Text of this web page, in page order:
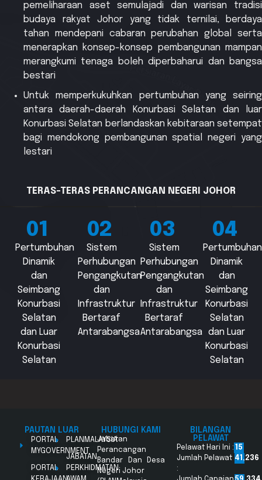
pemeliharaan aset semulajadi dan warisan tradisi
budaya rakyat Johor yang tidak ternilai, berdaya
tahan mendepani cabaran perubahan global serta
menerapkan konsep-konsep pembangunan mampan
merangkumi tenaga boleh diperbaharui dan bangsa
bestari
Untuk memperkukuhkan pertumbuhan yang seiring
antara daerah-daerah Konurbasi Selatan dan luar
Konurbasi Selatan berlandaskan kebitaraan setempat
bagi mendokong pembangunan spatial negeri yang
lestari
TERAS-TERAS PERANCANGAN NEGERI JOHOR
01
Pertumbuhan
Dinamik
dan
Seimbang
Konurbasi
Selatan
dan Luar
Konurbasi
Selatan
02
Sistem
Perhubungan
Pengangkutan
dan
Infrastruktur
Bertaraf
Antarabangsa
03
Sistem
Perhubungan
Pengangkutan
dan
Infrastruktur
Bertaraf
Antarabangsa
04
Pertumbuhan
Dinamik
dan
Seimbang
Konurbasi
Selatan
dan Luar
Konurbasi
Selatan
PAUTAN LUAR
PORTAL
MYGOVERNMENT
PORTAL
PLANMALAYSIA
JABATAN
PERKHIDMATAN
HUBUNGI KAMI
Jabatan
Perancangan
Bandar Dan Desa
Negeri Johor
BILANGAN
PELAWAT
Pelawat Hari Ini :
15
Jumlah Pelawat
:
41,236